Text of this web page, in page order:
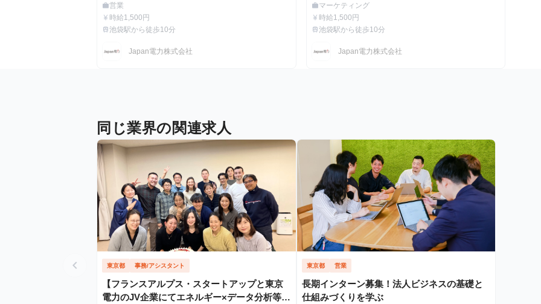
職種
work営業
給与
currency_yen 時給1,500円
最寄駅
train池袋駅から徒歩10分
Japan電力株式会社
職種
workマーケティング
給与
currency_yen 時給1,500円
最寄駅
train池袋駅から徒歩10分
Japan電力株式会社
同じ業界の関連求人
chevron_left 東京都 事務/アシスタント
【フランスアルプス・スタートアップと東京
電力のJV企業にてエネルギー×データ分析等で
東京都 営業
長期インターン募集！法人ビジネスの基礎と
仕組みづくりを学ぶ